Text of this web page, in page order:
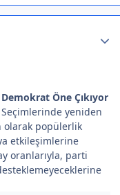
Öne Çıkıyor
Seçimlerinde yeniden
olarak popülerlik
etkileşimlerine
oranlarıyla, parti